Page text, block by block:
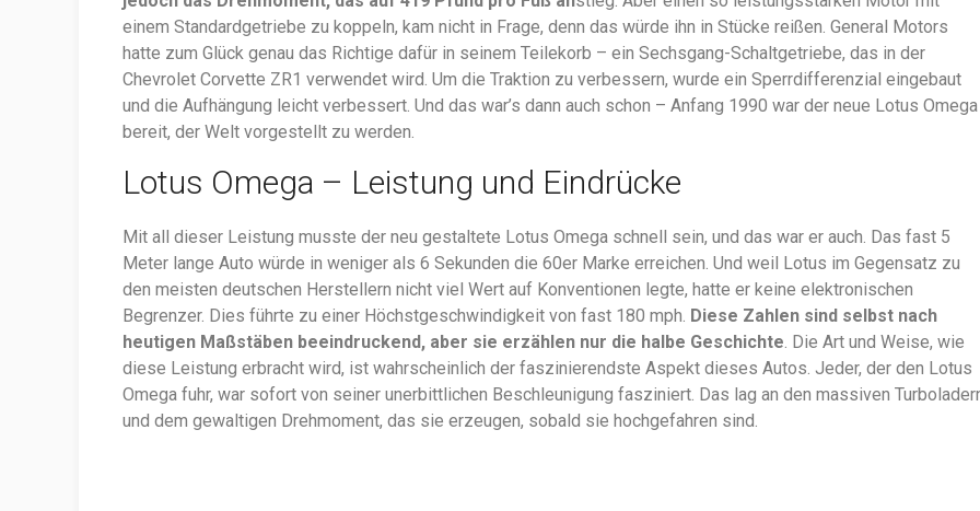
einem Standardgetriebe zu koppeln, kam nicht in Frage, denn das würde ihn in Stücke reißen. General Motors
hatte zum Glück genau das Richtige dafür in seinem Teilekorb – ein Sechsgang-Schaltgetriebe, das in der
Chevrolet Corvette ZR1 verwendet wird. Um die Traktion zu verbessern, wurde ein Sperrdifferenzial eingebaut
und die Aufhängung leicht verbessert. Und das war’s dann auch schon – Anfang 1990 war der neue Lotus Omega
bereit, der Welt vorgestellt zu werden.
Lotus Omega – Leistung und Eindrücke
Mit all dieser Leistung musste der neu gestaltete Lotus Omega schnell sein, und das war er auch. Das fast 5
Meter lange Auto würde in weniger als 6 Sekunden die 60er Marke erreichen. Und weil Lotus im Gegensatz zu
den meisten deutschen Herstellern nicht viel Wert auf Konventionen legte, hatte er keine elektronischen
Begrenzer. Dies führte zu einer Höchstgeschwindigkeit von fast 180 mph. Diese Zahlen sind selbst nach
heutigen Maßstäben beeindruckend, aber sie erzählen nur die halbe Geschichte . Die Art und Weise, wie
diese Leistung erbracht wird, ist wahrscheinlich der faszinierendste Aspekt dieses Autos. Jeder, der den Lotus
Omega fuhr, war sofort von seiner unerbittlichen Beschleunigung fasziniert. Das lag an den massiven
und dem gewaltigen Drehmoment, das sie erzeugen, sobald sie hochgefahren sind.